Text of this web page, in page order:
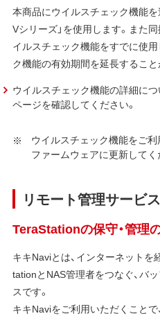
本商品にウイルスチェック機能
Vシリーズ」を使用します。また
イルスチェック機能をすでに使
ク機能の有効期間を延長すること
ウイルスチェック機能の詳細につ
ページを確認してください。
ウイルスチェック機能をご
ファームウェアに更新してく
リモート管理サービ
TeraStationの保守・管理
キキNaviとは、インターネット
tationとNAS管理者をつなぐ、バ
スです。
キキNaviをご利用いただくことで